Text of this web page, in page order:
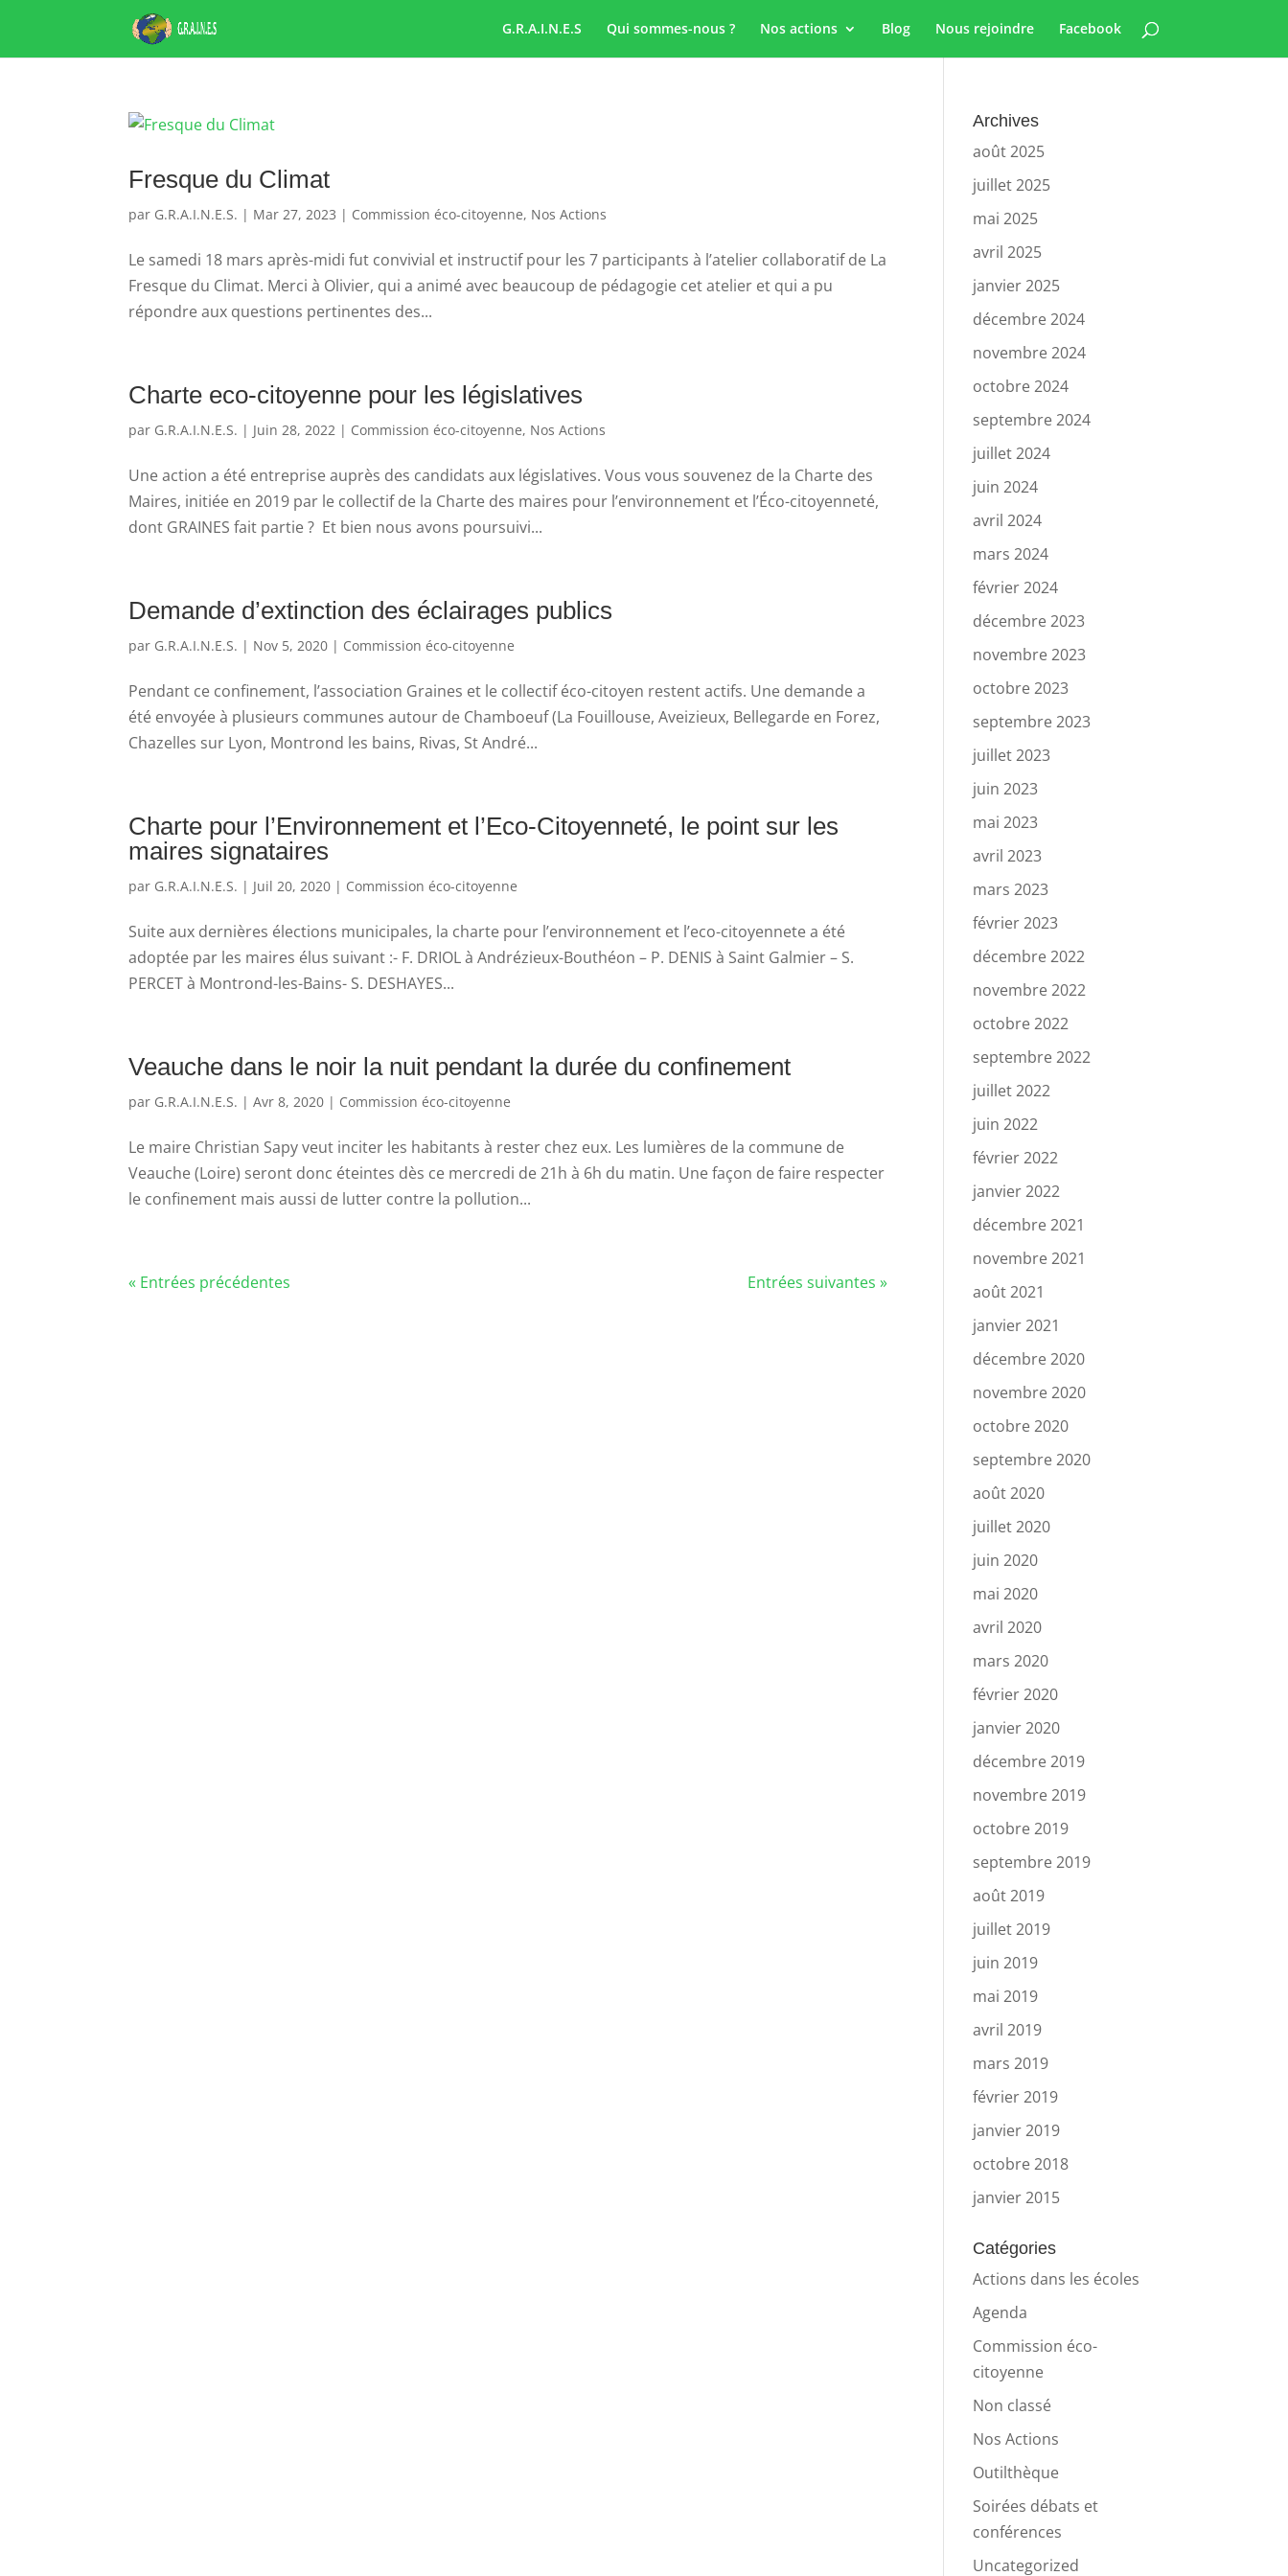
G.R.A.I.N.E.S Qui sommes-nous ? Nos actions Blog Nous rejoindre Facebook
Fresque du Climat
par G.R.A.I.N.E.S. | Mar 27, 2023 | Commission éco-citoyenne, Nos Actions
Le samedi 18 mars après-midi fut convivial et instructif pour les 7 participants à l’atelier collaboratif de La
Fresque du Climat. Merci à Olivier, qui a animé avec beaucoup de pédagogie cet atelier et qui a pu
répondre aux questions pertinentes des...
Charte eco-citoyenne pour les législatives
par G.R.A.I.N.E.S. | Juin 28, 2022 | Commission éco-citoyenne, Nos Actions
Une action a été entreprise auprès des candidats aux législatives. Vous vous souvenez de la Charte des
Maires, initiée en 2019 par le collectif de la Charte des maires pour l’environnement et l’Éco-citoyenneté,
dont GRAINES fait partie ? Et bien nous avons poursuivi...
Demande d’extinction des éclairages publics
par G.R.A.I.N.E.S. | Nov 5, 2020 | Commission éco-citoyenne
Pendant ce confinement, l’association Graines et le collectif éco-citoyen restent actifs. Une demande a
été envoyée à plusieurs communes autour de Chamboeuf (La Fouillouse, Aveizieux, Bellegarde en Forez,
Chazelles sur Lyon, Montrond les bains, Rivas, St André...
Charte pour l’Environnement et l’Eco-Citoyenneté, le point sur les
maires signataires
par G.R.A.I.N.E.S. | Juil 20, 2020 | Commission éco-citoyenne
Suite aux dernières élections municipales, la charte pour l’environnement et l’eco-citoyennete a été
adoptée par les maires élus suivant :- F. DRIOL à Andrézieux-Bouthéon – P. DENIS à Saint Galmier – S.
PERCET à Montrond-les-Bains- S. DESHAYES...
Veauche dans le noir la nuit pendant la durée du confinement
par G.R.A.I.N.E.S. |Avr 8, 2020 | Commission éco-citoyenne
Le maire Christian Sapy veut inciter les habitants à rester chez eux. Les lumières de la commune de
Veauche (Loire) seront donc éteintes dès ce mercredi de 21h à 6h du matin. Une façon de faire respecter
le confinement mais aussi de lutter contre la pollution...
« Entrées précédentes Entrées suivantes »
Archives
août 2025
juillet 2025
mai 2025
avril 2025
janvier 2025
décembre 2024
novembre 2024
octobre 2024
septembre 2024
juillet 2024
juin 2024
avril 2024
mars 2024
février 2024
décembre 2023
novembre 2023
octobre 2023
septembre 2023
juillet 2023
juin 2023
mai 2023
avril 2023
mars 2023
février 2023
décembre 2022
novembre 2022
octobre 2022
septembre 2022
juillet 2022
juin 2022
février 2022
janvier 2022
décembre 2021
novembre 2021
août 2021
janvier 2021
décembre 2020
novembre 2020
octobre 2020
septembre 2020
août 2020
juillet 2020
juin 2020
mai 2020
avril 2020
mars 2020
février 2020
janvier 2020
décembre 2019
novembre 2019
octobre 2019
septembre 2019
août 2019
juillet 2019
juin 2019
mai 2019
avril 2019
mars 2019
février 2019
janvier 2019
octobre 2018
janvier 2015
Catégories
Actions dans les écoles
Agenda
Commission éco-
citoyenne
Non classé
Nos Actions
Outilthèque
Soirées débats et
conférences
Uncategorized